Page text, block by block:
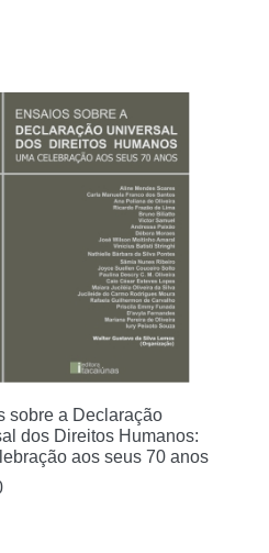
sobre a Declaração
dos Direitos Humanos:
aos seus 70 anos